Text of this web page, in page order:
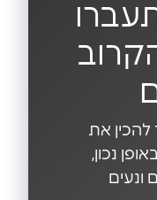
להכין את
נכון,
ונעים